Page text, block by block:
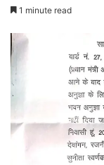
1 minute read